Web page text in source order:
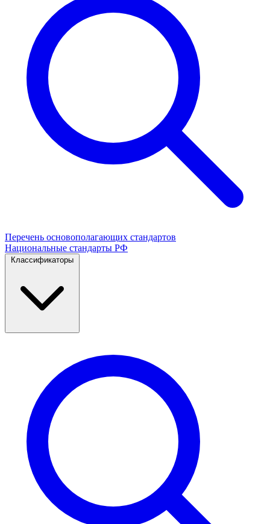
Перечень основополагающих стандартов
Национальные стандарты РФ
Классификаторы